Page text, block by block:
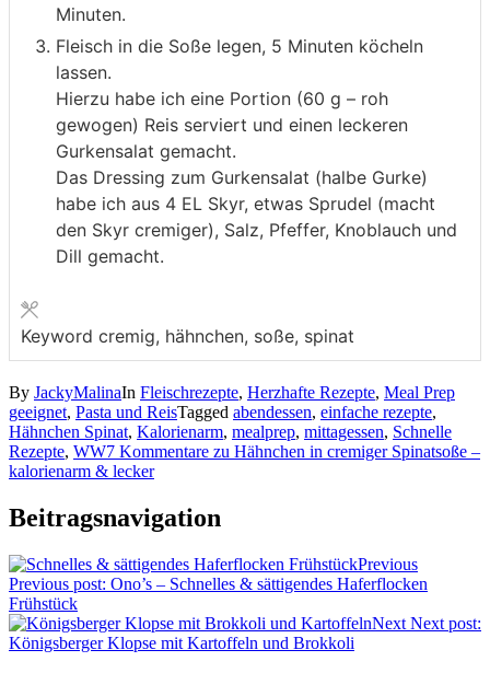
Minuten.
Fleisch in die Soße legen, 5 Minuten köcheln
lassen.
Hierzu habe ich eine Portion (60 g – roh
gewogen) Reis serviert und einen leckeren
Gurkensalat gemacht.
Das Dressing zum Gurkensalat (halbe Gurke)
habe ich aus 4 EL Skyr, etwas Sprudel (macht
den Skyr cremiger), Salz, Pfeffer, Knoblauch und
Dill gemacht.
Keyword cremig, hähnchen, soße, spinat
By JackyMalinaIn Fleischrezepte, Herzhafte Rezepte, Meal Prep
geeignet, Pasta und ReisTagged abendessen, einfache rezepte,
Hähnchen Spinat, Kalorienarm, mealprep, mittagessen, Schnelle
Rezepte, WW7 Kommentare zu Hähnchen in cremiger Spinatsoße –
kalorienarm & lecker
Beitragsnavigation
Previous
Previous post: Ono’s – Schnelles & sättigendes Haferflocken
Frühstück
Next Next post:
Königsberger Klopse mit Kartoffeln und Brokkoli